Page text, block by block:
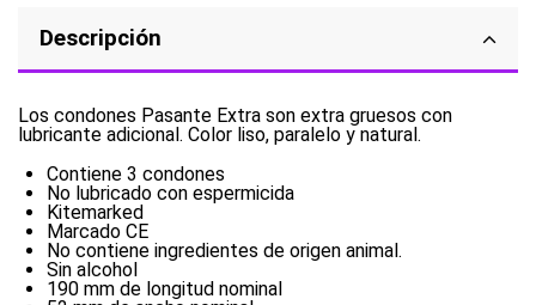
Descripción
Los condones Pasante Extra son extra gruesos con
lubricante adicional. Color liso, paralelo y natural.
Contiene 3 condones
No lubricado con espermicida
Kitemarked
Marcado CE
No contiene ingredientes de origen animal.
Sin alcohol
190 mm de longitud nominal